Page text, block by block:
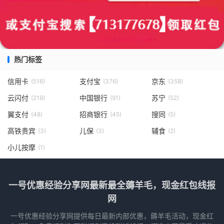
热门标签
信用卡 (516) 支付宝 (376) 京东 (358)
云闪付 (219) 中国银行 (91) 苏宁 (52)
翼支付 (48) 招商银行 (45) 搜同 (5)
高铁贵宾 (3) 儿保 (3) 辅食 (2)
小儿按摩 (1)
一号优惠经验分享网最新最全薅羊毛，现金红包线报
网
一号优惠经验分享网提供每日最新内部优惠，薅羊毛活动，现金红